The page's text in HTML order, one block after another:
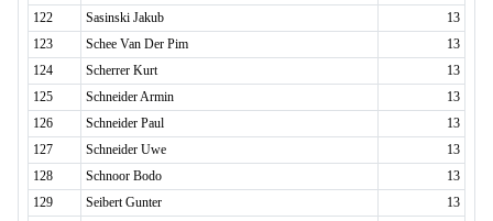
122
Sasinski Jakub
13
123
Schee Van Der Pim
13
124
Scherrer Kurt
13
125
Schneider Armin
13
126
Schneider Paul
13
127
Schneider Uwe
13
128
Schnoor Bodo
13
129
Seibert Gunter
13